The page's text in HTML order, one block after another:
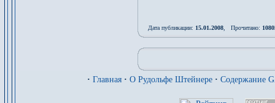
Дата публикации: 15.01.2008, Прочитано:
· Главная · О Рудольфе Штейнере · Содержание